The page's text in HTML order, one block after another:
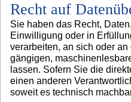
Recht auf
Sie haben das Recht,
Einwilligung oder in
verarbeiten, an sich oder
gängigen,
lassen. Sofern Sie die
einen anderen
soweit es technisch